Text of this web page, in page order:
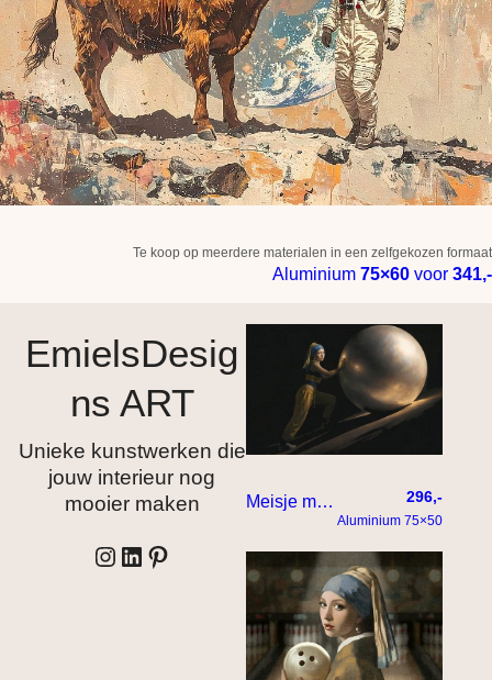
Te koop op meerdere materialen in een zelfgekozen formaat
Aluminium 75×60 voor 341,-
EmielsDesig
ns ART
Unieke kunstwerken die
jouw interieur nog
mooier maken
Instagram LinkedIn Pinterest
Meisje met de enorme parel – heuvel op 296,-
Aluminium 75×50